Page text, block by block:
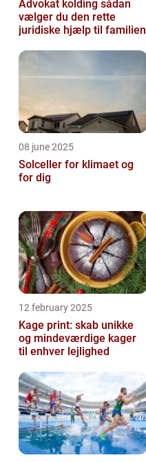
Advokat kolding sådan
vælger du den rette
juridiske hjælp til familien
08 june 2025
Solceller for klimaet og
for dig
12 february 2025
Kage print: skab unikke
og mindeværdige kager
til enhver lejlighed